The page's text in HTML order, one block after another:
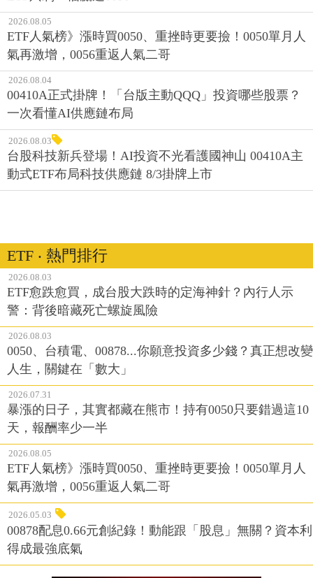
2026.08.05
ETF人氣榜》漲時買0050、重挫時更要撿！0050單月人
氣再激增，0056重返人氣二哥
2026.08.04
00410A正式掛牌！「台版主動QQQ」投資哪些股票？
一次看懂AI供應鏈布局
2026.08.03
台股科技新兵登場！AI投資不光看護國神山 00410A主
動式ETF布局科技供應鏈 8/3掛牌上市
ETF ‧ 熱門排行
2026.08.03
ETF愈跌愈買，成台股大跌時的定海神針？內行人示
警：背後暗藏死亡螺旋風險
2026.08.03
0050、台積電、00878...你願意投資多少錢？真正想改變
人生，關鍵在「數大」
2026.07.31
暴漲的日子，其實都藏在熊市！持有0050只要錯過這10
天，報酬率少一半
2026.08.05
ETF人氣榜》漲時買0050、重挫時更要撿！0050單月人
氣再激增，0056重返人氣二哥
2026.05.03
00878配息0.66元創紀錄！動能跟「股息」無關？資本利
得成最強底氣